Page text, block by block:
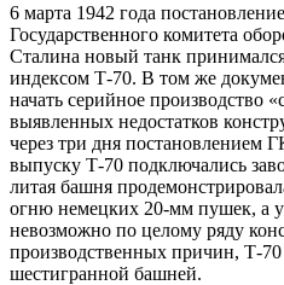
6 марта 1942 года
Государственного комитета
Сталина новый танк
индексом Т-70. В том же
начать серийное производство
выявленных недостатков
через три дня постановлением
выпуску Т-70 подключались
литая башня
огню немецких 20-мм пушек, а
невозможно по целому ряду
производственных причин, Т-70
шестигранной башней.